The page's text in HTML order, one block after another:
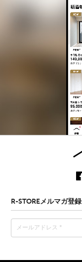
R-STOREメルマガ登録